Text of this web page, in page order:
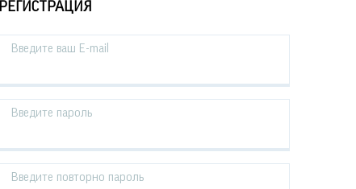
РЕГИСТРАЦИЯ
Введите ваш E-mail
Введите пароль
Введите повторно пароль